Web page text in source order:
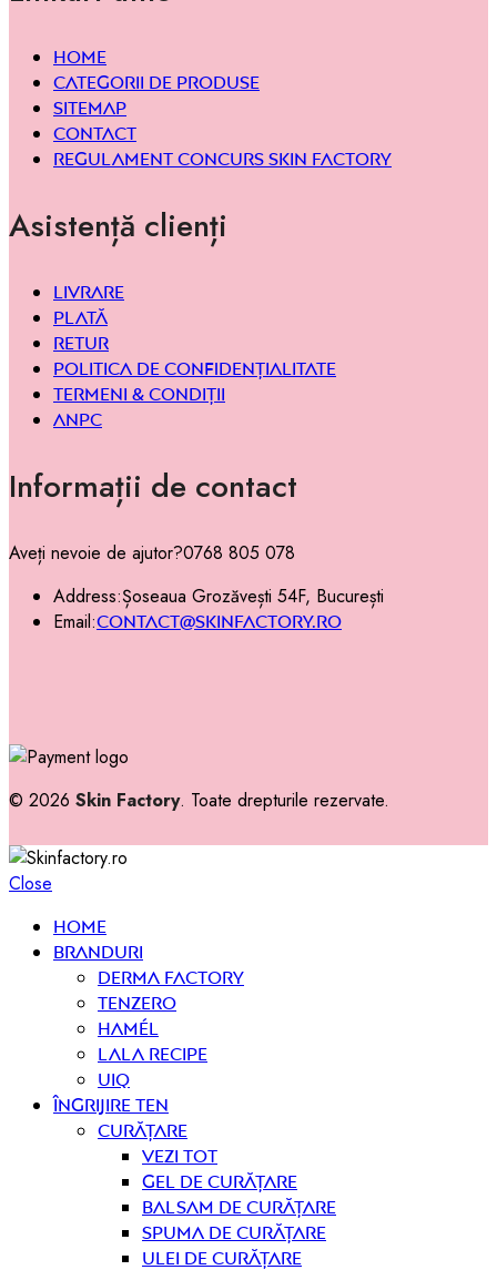
Home
Categorii de produse
Sitemap
Contact
Regulament concurs Skin Factory
Asistență clienți
Livrare
Plată
Retur
Politica de confidențialitate
Termeni & condiții
ANPC
Informații de contact
Aveți nevoie de ajutor?0768 805 078
Address:Șoseaua Grozăvești 54F, București
Email:contact@skinfactory.ro
© 2026 Skin Factory. Toate drepturile rezervate.
Close
Home
Branduri
Derma Factory
Tenzero
Hamél
Lala Recipe
UIQ
Îngrijire ten
curățare
Vezi tot
Gel de curățare
Balsam de curățare
Spuma de curățare
Ulei de curățare